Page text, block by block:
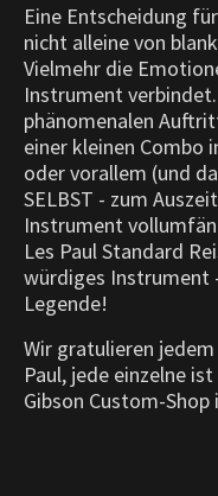
Eine Entscheidung
nicht alleine von
Vielmehr die
Instrument
phänomenalen
einer kleinen Combo
oder vorallem (und
SELBST - zum
Instrument
Les Paul Standard
würdiges Instrument
Legende!
Wir gratulieren
Paul, jede einzelne
Gibson Custom-Shop